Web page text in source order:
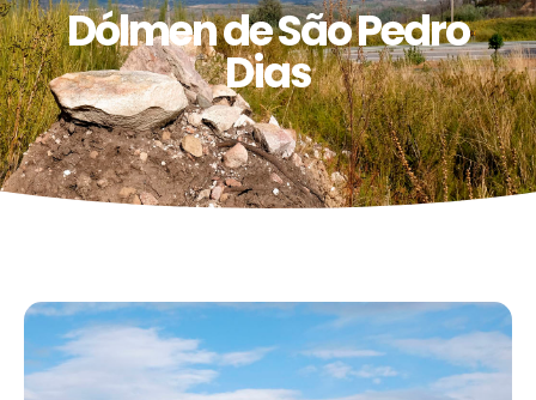
Dólmen de São Pedro
Dias